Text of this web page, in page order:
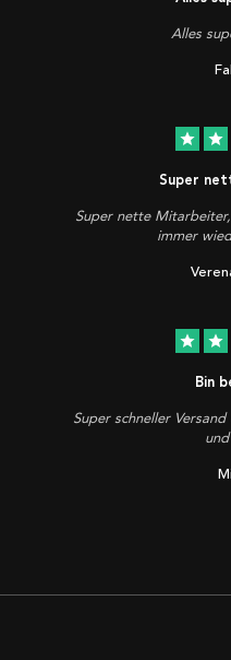
Alles
star star
Super
Super nette
immer
star star
Bin
Super schneller